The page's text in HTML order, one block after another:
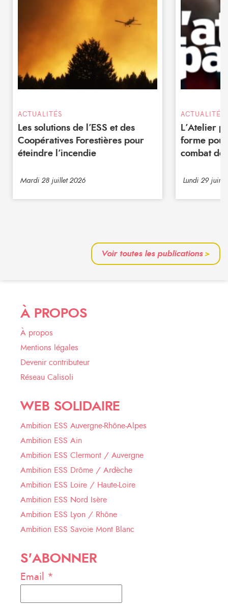
ACTUALITÉS
Les solutions de l’ESS et des
Coopératives Forestières pour
éteindre l’incendie
Mardi 28 juillet 2026
ACTUALITÉS
L’Atelier
forme
combat de
Lundi 29 juin
Voir toutes les publications>
À PROPOS
À propos
Mentions légales
Devenir contributeur
Réseau Calisoli
WEB SOLIDAIRE
Ambition ESS Auvergne-Rhône-Alpes
Ambition ESS Ain
Ambition ESS Clermont / Auvergne
Ambition ESS Drôme / Ardèche
Ambition ESS Loire / Haute-Loire
Ambition ESS Nord Isère
Ambition ESS Lyon / Rhône
Ambition ESS Savoie Mont Blanc
S'ABONNER
Email *